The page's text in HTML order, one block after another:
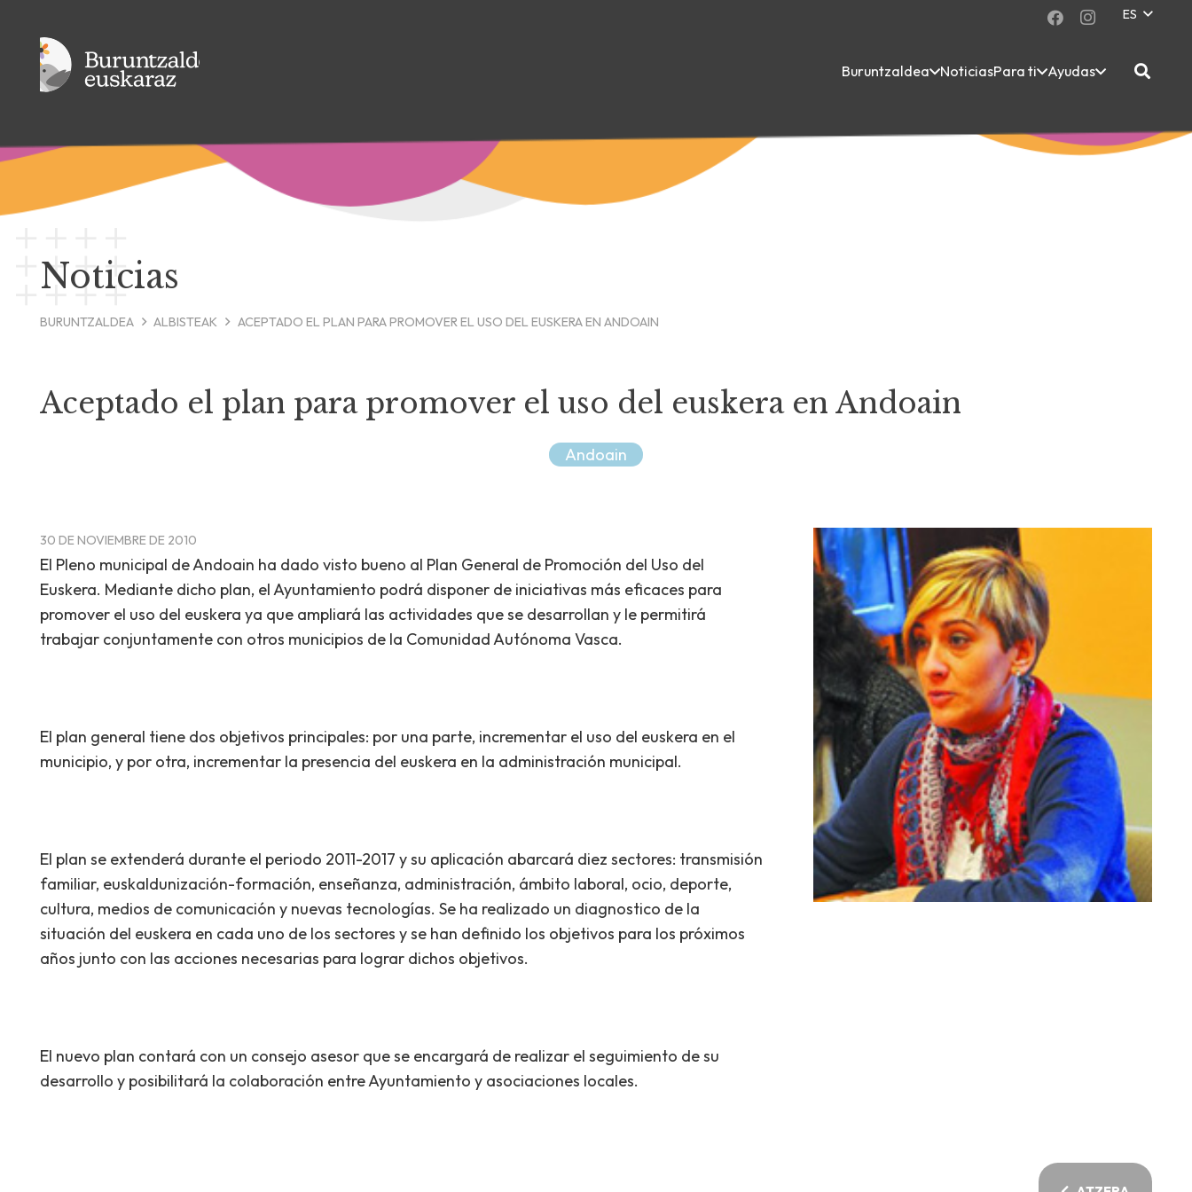
ES
Buruntzaldea NoticiasPara ti Ayudas
Noticias
BURUNTZALDEA ALBISTEAK ACEPTADO EL PLAN PARA PROMOVER EL USO DEL EUSKERA EN ANDOAIN
Aceptado el plan para promover el uso del euskera en Andoain
Andoain
30 DE NOVIEMBRE DE 2010
El Pleno municipal de Andoain ha dado visto bueno al Plan General de Promoción del Uso del
Euskera. Mediante dicho plan, el Ayuntamiento podrá disponer de iniciativas más eficaces para
promover el uso del euskera ya que ampliará las actividades que se desarrollan y le permitirá
trabajar conjuntamente con otros municipios de la Comunidad Autónoma Vasca.
El plan general tiene dos objetivos principales: por una parte, incrementar el uso del euskera en el
municipio, y por otra, incrementar la presencia del euskera en la administración municipal.
El plan se extenderá durante el periodo 2011-2017 y su aplicación abarcará diez sectores: transmisión
familiar, euskaldunización-formación, enseñanza, administración, ámbito laboral, ocio, deporte,
cultura, medios de comunicación y nuevas tecnologías. Se ha realizado un diagnostico de la
situación del euskera en cada uno de los sectores y se han definido los objetivos para los próximos
años junto con las acciones necesarias para lograr dichos objetivos.
El nuevo plan contará con un consejo asesor que se encargará de realizar el seguimiento de su
desarrollo y posibilitará la colaboración entre Ayuntamiento y asociaciones locales.